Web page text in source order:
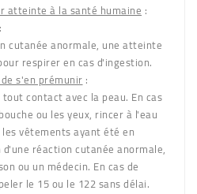
atteinte à la santé humaine :
cutanée anormale, une atteinte
respirer en cas d'ingestion.
s'en prémunir:
contact avec la peau. En cas
ou les yeux, rincer à l'eau
vêtements ayant été en
réaction cutanée anormale,
ou un médecin. En cas de
le 15 ou le 122 sans délai.